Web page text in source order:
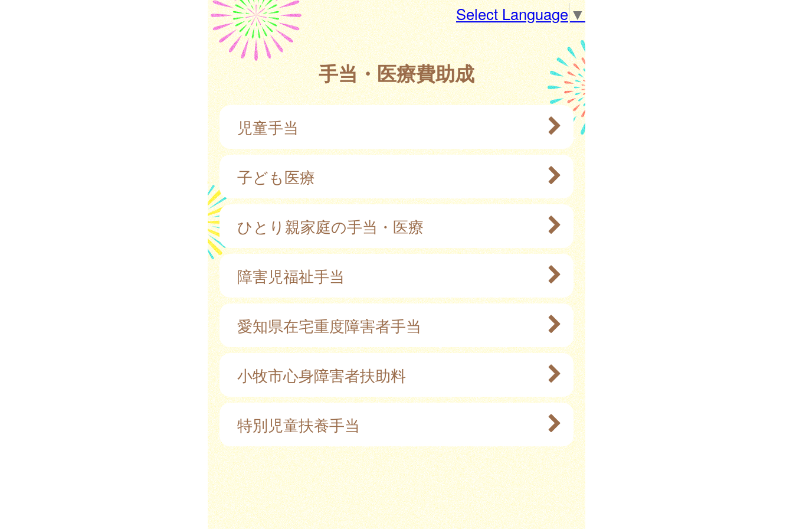
Select Language▼
手当・医療費助成
児童手当
子ども医療
ひとり親家庭の手当・医療
障害児福祉手当
愛知県在宅重度障害者手当
小牧市心身障害者扶助料
特別児童扶養手当